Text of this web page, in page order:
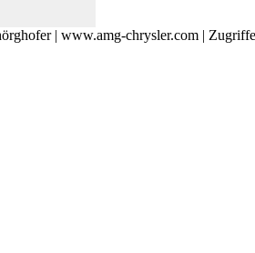
| www.amg-chrysler.com |